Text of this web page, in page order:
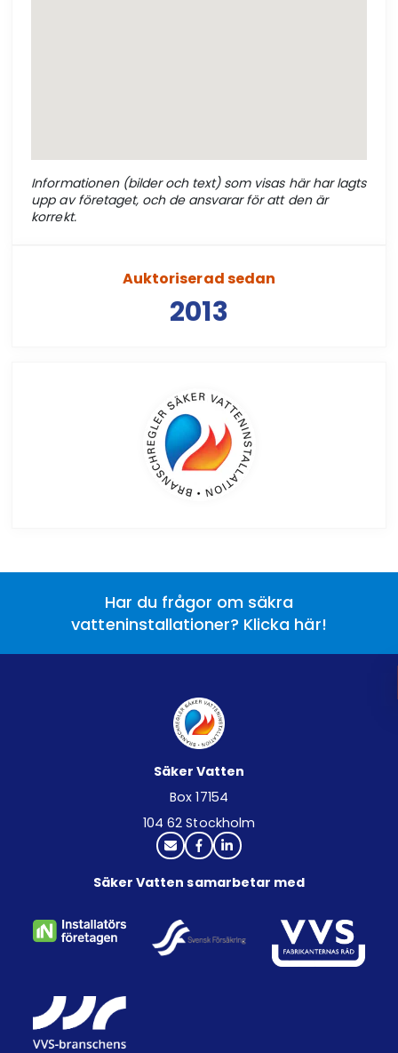
Informationen (bilder och text) som visas här har lagts
upp av företaget, och de ansvarar för att den är
korrekt.
Auktoriserad sedan
2013
Har du frågor om säkra
vatteninstallationer? Klicka här!
Säker Vatten
Box 17154
104 62 Stockholm
Säker Vatten samarbetar med